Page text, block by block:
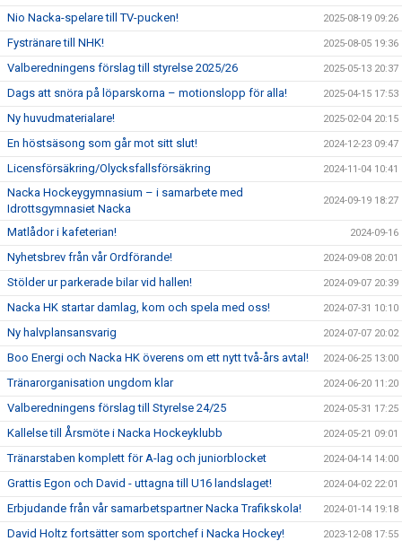
Nio Nacka-spelare till TV-pucken! 2025-08-19 09:26
Fystränare till NHK! 2025-08-05 19:36
Valberedningens förslag till styrelse 2025/26 2025-05-13 20:37
Dags att snöra på löparskorna – motionslopp för alla! 2025-04-15 17:53
Ny huvudmaterialare! 2025-02-04 20:15
En höstsäsong som går mot sitt slut! 2024-12-23 09:47
Licensförsäkring/Olycksfallsförsäkring 2024-11-04 10:41
Nacka Hockeygymnasium – i samarbete med
Idrottsgymnasiet Nacka
2024-09-19 18:27
Matlådor i kafeterian! 2024-09-16
Nyhetsbrev från vår Ordförande! 2024-09-08 20:01
Stölder ur parkerade bilar vid hallen! 2024-09-07 20:39
Nacka HK startar damlag, kom och spela med oss! 2024-07-31 10:10
Ny halvplansansvarig 2024-07-07 20:02
Boo Energi och Nacka HK överens om ett nytt två-års avtal! 2024-06-25 13:00
Tränarorganisation ungdom klar 2024-06-20 11:20
Valberedningens förslag till Styrelse 24/25 2024-05-31 17:25
Kallelse till Årsmöte i Nacka Hockeyklubb 2024-05-21 09:01
Tränarstaben komplett för A-lag och juniorblocket 2024-04-14 14:00
Grattis Egon och David - uttagna till U16 landslaget! 2024-04-02 22:01
Erbjudande från vår samarbetspartner Nacka Trafikskola! 2024-01-14 19:18
David Holtz fortsätter som sportchef i Nacka Hockey! 2023-12-08 17:55